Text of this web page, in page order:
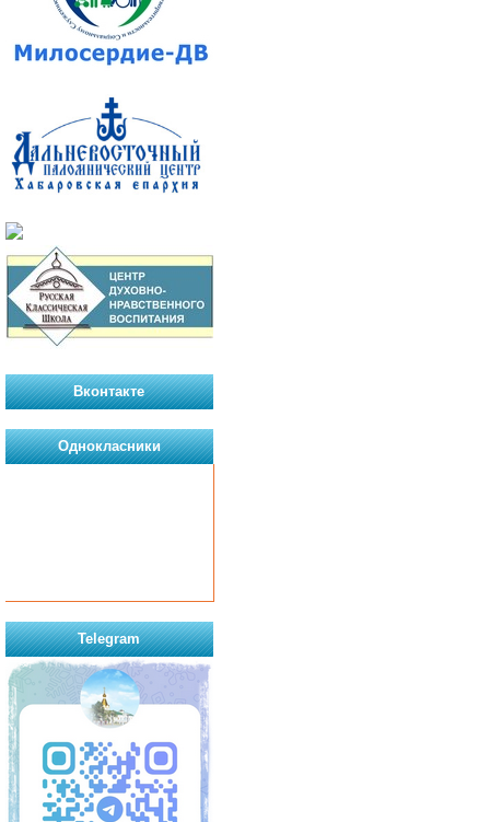
Вконтакте
Однокласники
Telegram